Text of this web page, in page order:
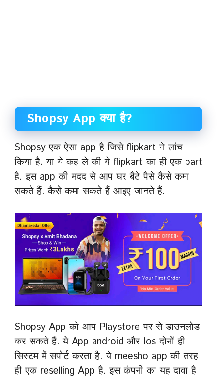
Shopsy App क्या है?
Shopsy एक ऐसा app है जिसे flipkart ने लांच
किया है. या ये कह ले की ये flipkart का ही एक part
है. इस app की मदद से आप घर बैठे पैसे कैसे कमा
सकते हैं. कैसे कमा सकते हैं आइए जानते हैं.
Shopsy App को आप Playstore पर से डाउनलोड
कर सकते हैं. ये App android और Ios दोनों ही
सिस्टम में सपोर्ट करता है. ये meesho app की तरह
ही एक reselling App है. इस कंपनी का यह दावा है